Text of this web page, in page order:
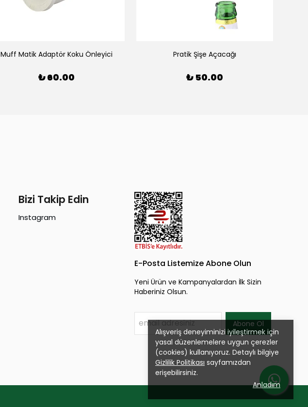
Alışveriş deneyiminizi iyileştirmek için
yasal düzenlemelere uygun çerezler
(cookies) kullanıyoruz. Detaylı bilgiye
Gizlilik Politikası sayfamızdan
erişebilirsiniz.
Anladım
Muff Matik Adaptör Koku Önleyici
₺ 60.00
Pratik Şişe Açacağı
₺ 50.00
Bizi Takip Edin
Instagram
E-Posta Listemize Abone Olun
Yeni Ürün ve Kampanyalardan İlk Sizin
Haberiniz Olsun.
Abone Ol